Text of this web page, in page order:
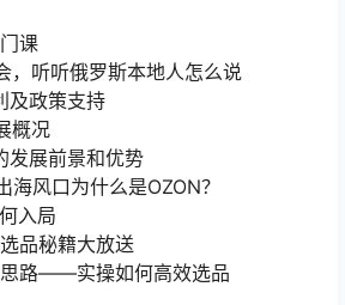
课
，听听俄罗斯本地人怎么说
及政策支持
概况
发展前景和优势
风口为什么是OZON？
入局
品秘籍大放送
路——实操如何高效选品